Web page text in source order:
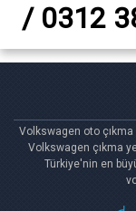
/ 0312
Volkswagen oto çıkma
Volkswagen çıkma
Türkiye'nin en